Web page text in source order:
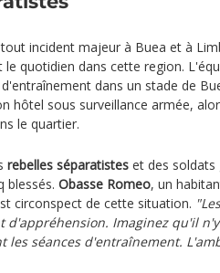
incident majeur à Buea et à
le quotidien dans cette region.
dans un stade de
hôtel sous surveillance armée,
le quartier.
rebelles séparatistes et des
blessés. Obasse Romeo, un
circonspect de cette situation.
d'appréhension. Imaginez qu'il
les séances d'entraînement.